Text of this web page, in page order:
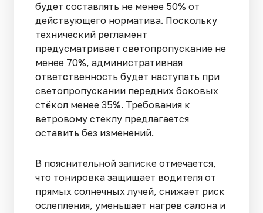
будет составлять не менее 50% от
действующего норматива. Поскольку
технический регламент
предусматривает светопропускание не
менее 70%, административная
ответственность будет наступать при
светопропускании передних боковых
стёкол менее 35%. Требования к
ветровому стеклу предлагается
оставить без изменений.
В пояснительной записке отмечается,
что тонировка защищает водителя от
прямых солнечных лучей, снижает риск
ослепления, уменьшает нагрев салона и